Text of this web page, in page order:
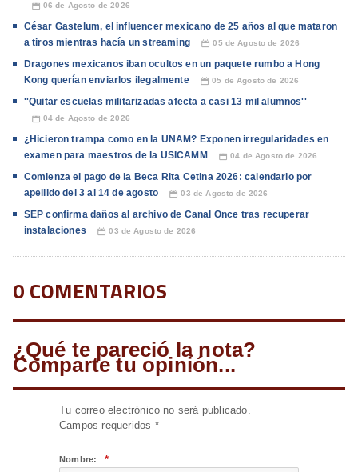
📅 06 de Agosto de 2026
César Gastelum, el influencer mexicano de 25 años al que mataron
a tiros mientras hacía un streaming
📅 05 de Agosto de 2026
Dragones mexicanos iban ocultos en un paquete rumbo a Hong
Kong querían enviarlos ilegalmente
📅 05 de Agosto de 2026
''Quitar escuelas militarizadas afecta a casi 13 mil alumnos''
📅 04 de Agosto de 2026
¿Hicieron trampa como en la UNAM? Exponen irregularidades en
examen para maestros de la USICAMM
📅 04 de Agosto de 2026
Comienza el pago de la Beca Rita Cetina 2026: calendario por
apellido del 3 al 14 de agosto
📅 03 de Agosto de 2026
SEP confirma daños al archivo de Canal Once tras recuperar
instalaciones
📅 03 de Agosto de 2026
0 COMENTARIOS
¿Qué te pareció la nota?
Comparte tu opinión...
Tu correo electrónico no será publicado.
Campos requeridos *
Nombre: *